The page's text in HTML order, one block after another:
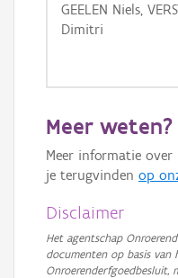
GRB-
GEELEN Niels,
Dimitri
Meer weten?
Meer informatie
je terugvinden op
Disclaimer
Het agentschap
documenten op basis van
Onroerenderfgoedbesluit,